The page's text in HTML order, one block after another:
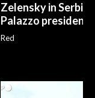
Zelensky in
Palazzo
Red